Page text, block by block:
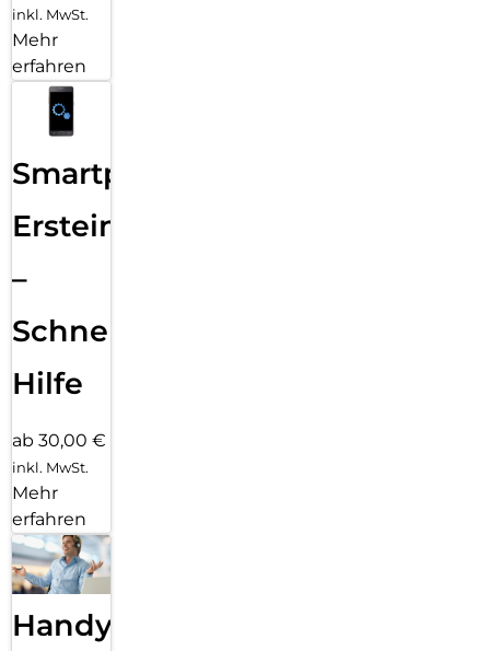
inkl. MwSt.
Mehr
erfahren
Smartphone
Ersteinrichtung
–
Schnelle
Hilfe
ab 30,00 €
inkl. MwSt.
Mehr
erfahren
Handy